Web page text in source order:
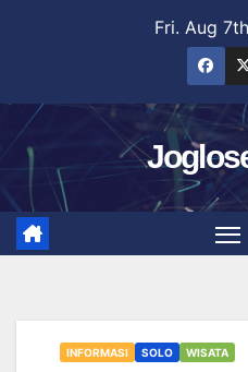
Fri. Aug
INFORMASI SOLO WISATA